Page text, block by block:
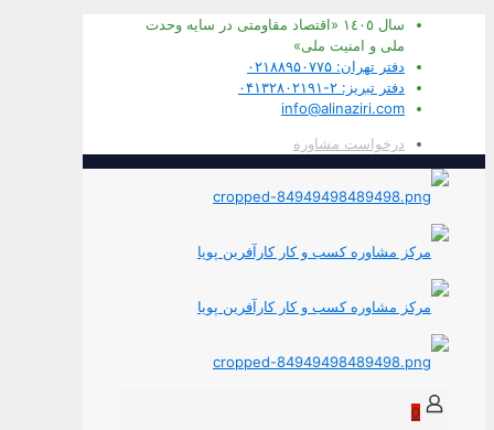
سال ١٤٠٥ «اقتصاد مقاومتی در سايه وحدت
ملی و امنيت ملی»
دفتر تهران: ۰۲۱۸۸۹۵۰۷۷۵
دفتر تبریز: ۲-۰۴۱۳۲۸۰۲۱۹۱
info@alinaziri.com
درخواست مشاوره
0